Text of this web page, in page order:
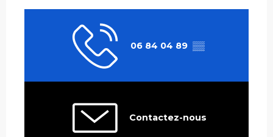
06 84 04 89 ▒▒
Contactez-nous